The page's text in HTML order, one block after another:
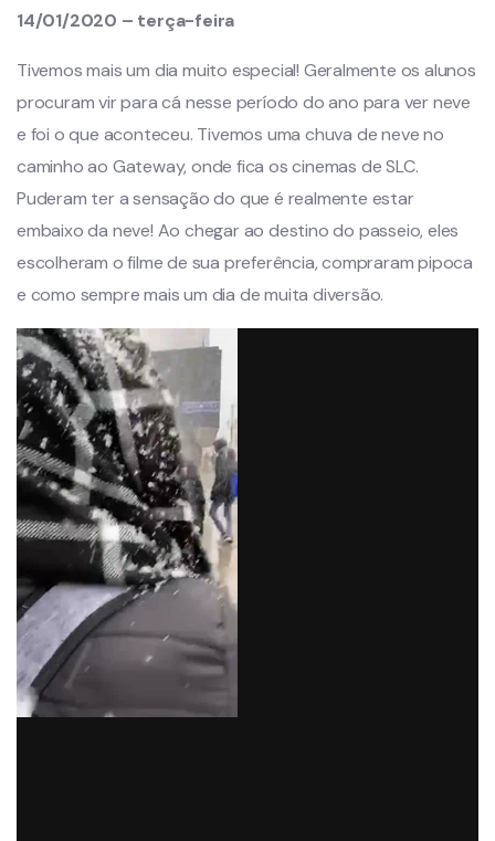
14/01/2020 – terça-feira
Tivemos mais um dia muito especial! Geralmente os alunos
procuram vir para cá nesse período do ano para ver neve
e foi o que aconteceu. Tivemos uma chuva de neve no
caminho ao Gateway, onde fica os cinemas de SLC.
Puderam ter a sensação do que é realmente estar
embaixo da neve! Ao chegar ao destino do passeio, eles
escolheram o filme de sua preferência, compraram pipoca
e como sempre mais um dia de muita diversão.